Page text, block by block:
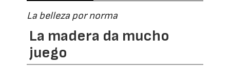
La belleza por norma
La madera da mucho
juego